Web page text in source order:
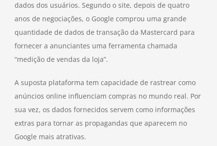
dados dos usuários. Segundo o site, depois de quatro
anos de negociações, o Google comprou uma grande
quantidade de dados de transação da Mastercard para
fornecer a anunciantes uma ferramenta chamada
“medição de vendas da loja”.
A suposta plataforma tem capacidade de rastrear como
anúncios online influenciam compras no mundo real. Por
sua vez, os dados fornecidos servem como informações
extras para tornar as propagandas que aparecem no
Google mais atrativas.